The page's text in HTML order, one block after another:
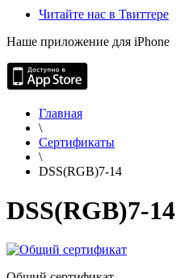
Читайте нас в Твиттере
Наше приложение для iPhone
Главная
\
Сертификаты
\
DSS(RGB)7-14
DSS(RGB)7-14